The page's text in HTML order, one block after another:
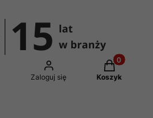
wyszukiwarkę
Zaloguj się
Produkty
Koszyk